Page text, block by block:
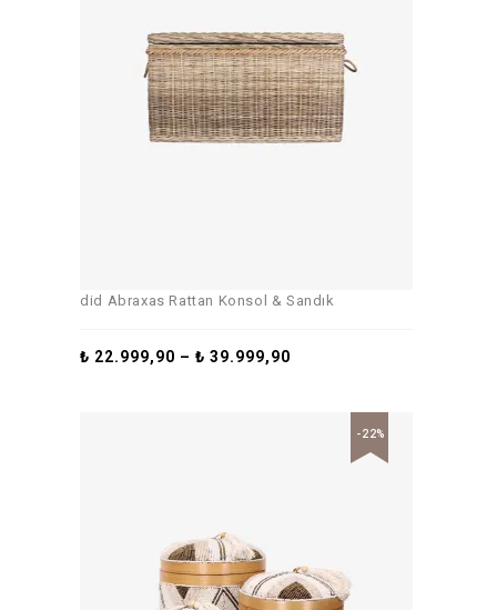
did Abraxas Rattan Konsol & Sandık
₺ 22.999,90 –₺ 39.999,90
-22%